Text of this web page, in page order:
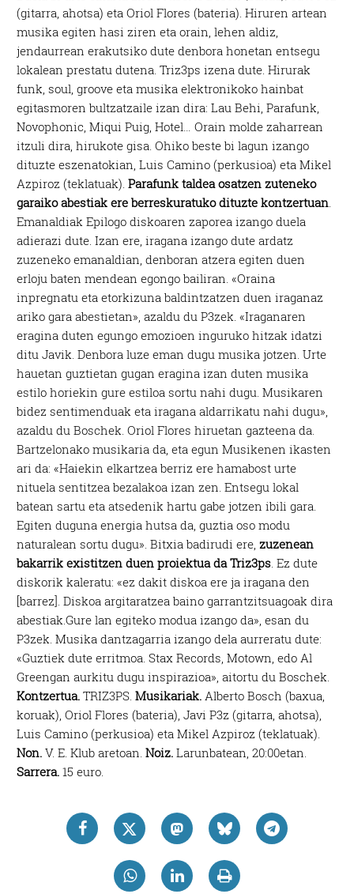
(gitarra, ahotsa) eta Oriol Flores (bateria). Hiruren artean
musika egiten hasi ziren eta orain, lehen aldiz,
jendaurrean erakutsiko dute denbora honetan entsegu
lokalean prestatu dutena. Triz3ps izena dute. Hirurak
funk, soul, groove eta musika elektronikoko hainbat
egitasmoren bultzatzaile izan dira: Lau Behi, Parafunk,
Novophonic, Miqui Puig, Hotel… Orain molde zaharrean
itzuli dira, hirukote gisa. Ohiko beste bi lagun izango
dituzte eszenatokian, Luis Camino (perkusioa) eta Mikel
Azpiroz (teklatuak).Parafunk taldea osatzen zuteneko
garaiko abestiak ere berreskuratuko dituzte kontzertuan.
Emanaldiak Epilogo diskoaren zaporea izango duela
adierazi dute. Izan ere, iragana izango dute ardatz
zuzeneko emanaldian, denboran atzera egiten duen
erloju baten mendean egongo bailiran. «Oraina
inpregnatu eta etorkizuna baldintzatzen duen iraganaz
ariko gara abestietan», azaldu du P3zek. «Iraganaren
eragina duten egungo emozioen inguruko hitzak idatzi
ditu Javik. Denbora luze eman dugu musika jotzen. Urte
hauetan guztietan gugan eragina izan duten musika
estilo horiekin gure estiloa sortu nahi dugu. Musikaren
bidez sentimenduak eta iragana aldarrikatu nahi dugu»,
azaldu du Boschek. Oriol Flores hiruetan gazteena da.
Bartzelonako musikaria da, eta egun Musikenen ikasten
ari da: «Haiekin elkartzea berriz ere hamabost urte
nituela sentitzea bezalakoa izan zen. Entsegu lokal
batean sartu eta atsedenik hartu gabe jotzen ibili gara.
Egiten duguna energia hutsa da, guztia oso modu
naturalean sortu dugu». Bitxia badirudi ere,zuzenean
bakarrik existitzen duen proiektua da Triz3ps. Ez dute
diskorik kaleratu: «ez dakit diskoa ere ja iragana den
[barrez]. Diskoa argitaratzea baino garrantzitsuagoak dira
abestiak.Gure lan egiteko modua izango da», esan du
P3zek. Musika dantzagarria izango dela aurreratu dute:
«Guztiek dute erritmoa. Stax Records, Motown, edo Al
Greengan aurkitu dugu inspirazioa», aitortu du Boschek.
Kontzertua. TRIZ3PS.Musikariak. Alberto Bosch (baxua,
koruak), Oriol Flores (bateria), Javi P3z (gitarra, ahotsa),
Luis Camino (perkusioa) eta Mikel Azpiroz (teklatuak).
Non. V. E. Klub aretoan.Noiz. Larunbatean, 20:00etan.
Sarrera. 15 euro.